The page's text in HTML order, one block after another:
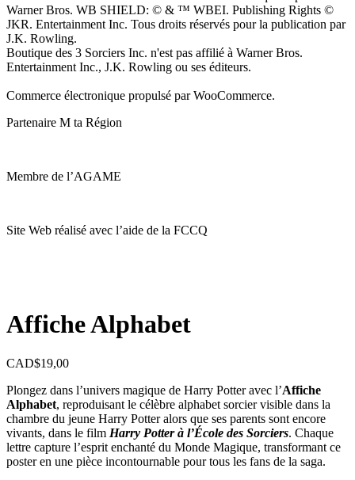
Warner Bros. WB SHIELD: © & ™ WBEI. Publishing Rights ©
JKR. Entertainment Inc. Tous droits réservés pour la publication par
J.K. Rowling.
Boutique des 3 Sorciers Inc. n'est pas affilié à Warner Bros.
Entertainment Inc., J.K. Rowling ou ses éditeurs.
Commerce électronique propulsé par WooCommerce.
Partenaire M ta Région
Membre de l’AGAME
Site Web réalisé avec l’aide de la FCCQ
Affiche Alphabet
CAD$19,00
Plongez dans l’univers magique de Harry Potter avec l’Affiche
Alphabet, reproduisant le célèbre alphabet sorcier visible dans la
chambre du jeune Harry Potter alors que ses parents sont encore
vivants, dans le film Harry Potter à l’École des Sorciers. Chaque
lettre capture l’esprit enchanté du Monde Magique, transformant ce
poster en une pièce incontournable pour tous les fans de la saga.